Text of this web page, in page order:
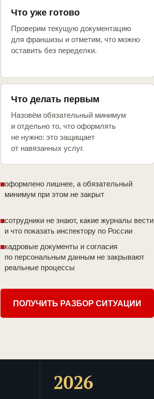
Что уже готово
Проверим текущую документацию
для франшизы и отметим, что можно
оставить без переделки.
Что делать первым
Назовём обязательный минимум
и отдельно то, что оформлять
не нужно: это защищает
от навязанных услуг.
оформлено лишнее, а обязательный
минимум при этом не закрыт
сотрудники не знают, какие журналы вести
и что показать инспектору по России
кадровые документы и согласия
по персональным данным не закрывают
реальные процессы
ПОЛУЧИТЬ РАЗБОР СИТУАЦИИ
2026